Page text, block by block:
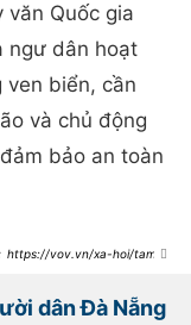
văn Quốc gia
ngư dân hoạt
biển, cần
và chủ động
bảo an toàn
https://vov.vn/xa-hoi/tam-
dân Đà Nẵng